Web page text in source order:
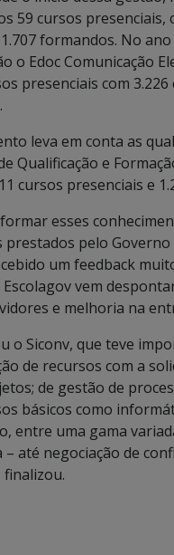
59 cursos presenciais,
formandos. No
o Edoc Comunicação
presenciais com
leva em conta as
Qualificação e
cursos presenciais e
esses
pelo
um feedback
vem
e melhoria na
o Siconv, que teve
de recursos com a
de gestão de
básicos como
entre uma gama
até negociação de
finalizou.